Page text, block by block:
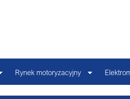
Rynek motoryzacyjny